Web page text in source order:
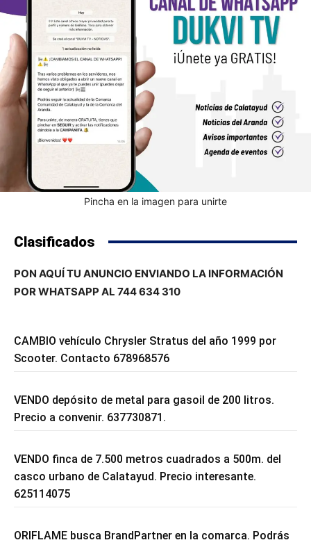
Pincha en la imagen para unirte
Clasificados
PON AQUÍ TU ANUNCIO ENVIANDO LA INFORMACIÓN
POR WHATSAPP AL 744 634 310
CAMBIO vehículo Chrysler Stratus del año 1999 por
Scooter. Contacto 678968576
VENDO depósito de metal para gasoil de 200 litros.
Precio a convenir. 637730871.
VENDO finca de 7.500 metros cuadrados a 500m. del
casco urbano de Calatayud. Precio interesante.
625114075
ORIFLAME busca BrandPartner en la comarca. Podrás